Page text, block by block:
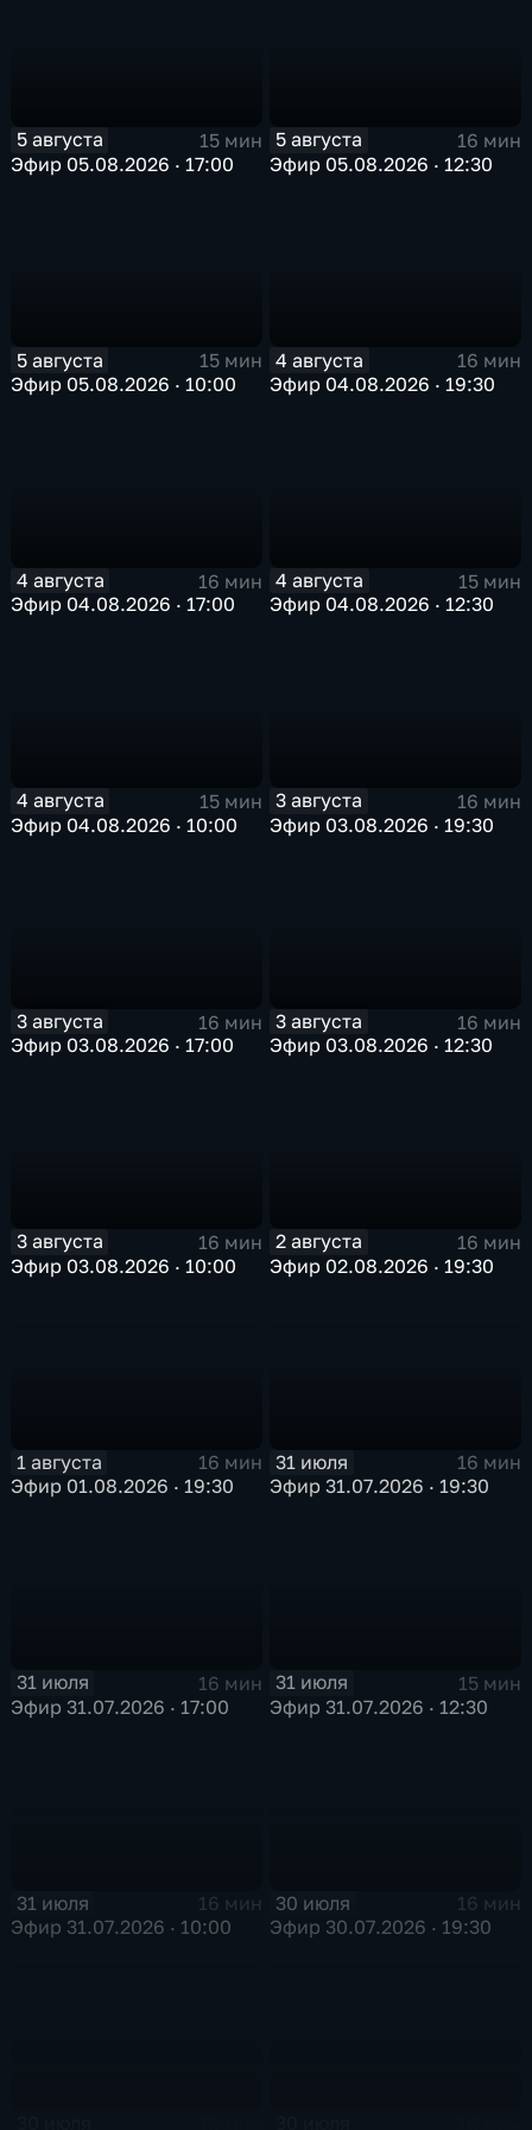
5 августа
15 мин
Эфир 05.08.2026 · 17:00
5 августа
16 мин
Эфир 05.08.2026 · 12:30
5 августа
15 мин
Эфир 05.08.2026 · 10:00
4 августа
16 мин
Эфир 04.08.2026 · 19:30
4 августа
16 мин
Эфир 04.08.2026 · 17:00
4 августа
15 мин
Эфир 04.08.2026 · 12:30
4 августа
15 мин
Эфир 04.08.2026 · 10:00
3 августа
16 мин
Эфир 03.08.2026 · 19:30
3 августа
16 мин
Эфир 03.08.2026 · 17:00
3 августа
16 мин
Эфир 03.08.2026 · 12:30
3 августа
16 мин
Эфир 03.08.2026 · 10:00
2 августа
16 мин
Эфир 02.08.2026 · 19:30
1 августа
16 мин
Эфир 01.08.2026 · 19:30
31 июля
16 мин
Эфир 31.07.2026 · 19:30
31 июля
16 мин
Эфир 31.07.2026 · 17:00
31 июля
15 мин
Эфир 31.07.2026 · 12:30
31 июля
16 мин
Эфир 31.07.2026 · 10:00
30 июля
16 мин
Эфир 30.07.2026 · 19:30